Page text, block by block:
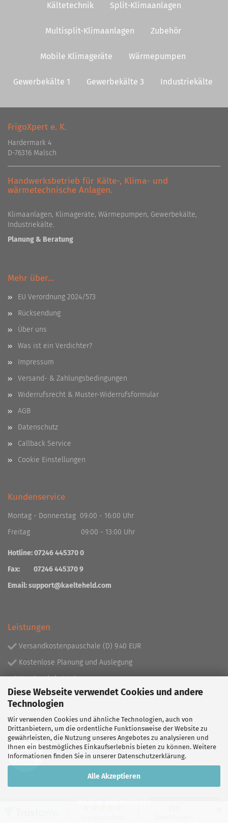
Diese Webseite verwendet Cookies und andere
Technologien
Wir verwenden Cookies und ähnliche Technologien, auch von
Drittanbietern, um die ordentliche Funktionsweise der Website zu
gewährleisten, die Nutzung unseres Angebotes zu analysieren und
Ihnen ein bestmögliches Einkaufserlebnis bieten zu können. Weitere
Informationen finden Sie in unserer Datenschutzerklärung.
Alle Akzeptieren
Kältetechnik Split-Klimaanlagen
Multisplit-Klimaanlagen Zubehör
Mobile Klimageräte Wärmepumpen
Gewerbekälte 1 Gewerbekälte 3 Industriekälte
FrigoXpert e. K.
Hardermark 4
D-76316 Malsch
Handwerksbetrieb für Kälte-, Klima- und
wärmetechnische Anlagen.
Klimaanlagen, Klimageräte, Wärmepumpen, Gewerbekälte,
Industriekälte.
Planung & Beratung
Mehr über...
EU Verordnung 2024/573
Rücksendung
Über uns
Was ist ein Verdichter?
Impressum
Versand- & Zahlungsbedingungen
Widerrufsrecht & Muster-Widerrufsformular
AGB
Datenschutz
Callback Service
Cookie Einstellungen
Kundenservice
Montag - Donnerstag 09:00 - 16:00 Uhr
Freitag 09:00 - 13:00 Uhr
Hotline: 07246 445370 0
Fax: 07246 445370 9
Email:support@kaelteheld.com
Leistungen
Versandkostenpauschale (D) 9.40 EUR
Kostenlose Planung und Auslegung
Handwerksbetrieb
Lieferprogramm mit über 130.000 Artikeln!
Partner